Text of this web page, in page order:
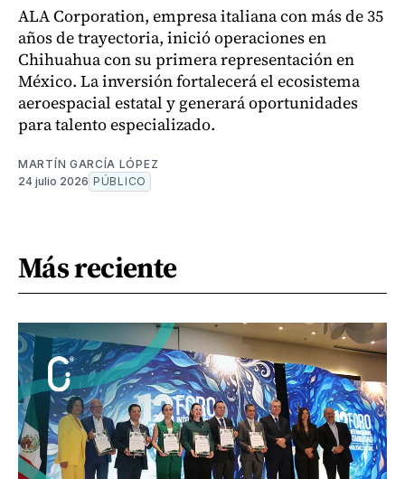
ALA Corporation, empresa italiana con más de 35
años de trayectoria, inició operaciones en
Chihuahua con su primera representación en
México. La inversión fortalecerá el ecosistema
aeroespacial estatal y generará oportunidades
para talento especializado.
MARTÍN GARCÍA LÓPEZ
24 julio 2026 PÚBLICO
Más reciente